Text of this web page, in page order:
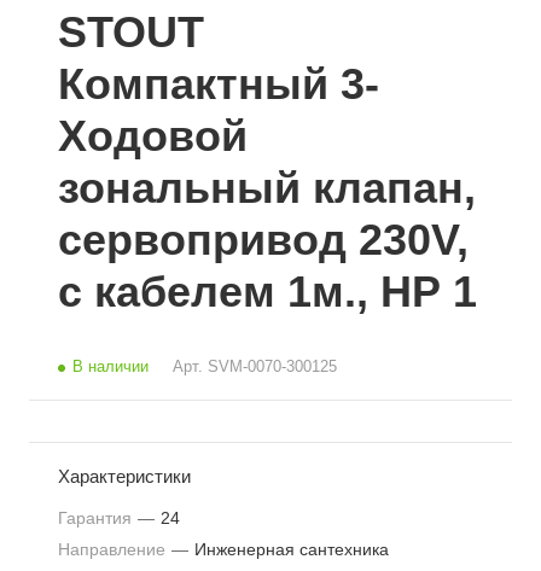
STOUT
Компактный 3-
Ходовой
зональный клапан,
сервопривод 230V,
с кабелем 1м., НР 1
В наличии Арт. SVM-0070-300125
Характеристики
Гарантия — 24
Направление — Инженерная сантехника